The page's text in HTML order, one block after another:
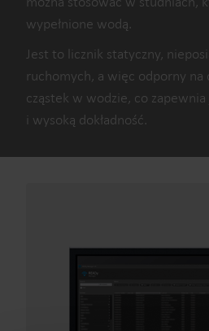
wypełnione wodą.
Jest to licznik statyczny,
ruchomych, a więc odporny na
cząstek w wodzie, co zapewnia
i wysoką dokładność.